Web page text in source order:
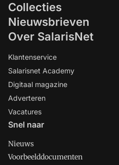
Collecties
Nieuwsbrieven
Over SalarisNet
Klantenservice
Salarisnet Academy
Digitaal magazine
Adverteren
Vacatures
Snel naar
Nieuws
Voorbeelddocumenten